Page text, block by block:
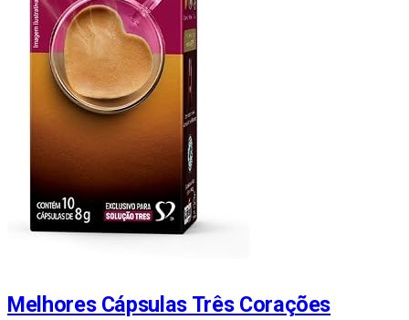
Melhores Cápsulas Três Corações